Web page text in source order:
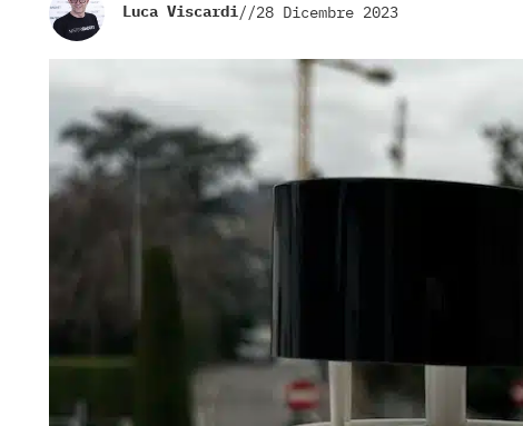
Luca Viscardi//28 Dicembre 2023